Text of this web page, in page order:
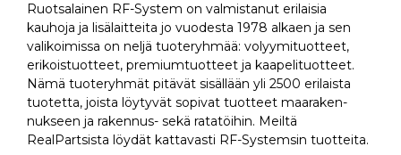
Ruotsalainen RF-System on valmistanut erilaisia
kauhoja ja lisälaitteita jo vuodesta 1978 alkaen ja sen
valikoimissa on neljä tuoteryhmää: volyymituotteet,
erikoistuotteet, premiumtuotteet ja kaapelituotteet.
Nämä tuoteryhmät pitävät sisällään yli 2500 erilaista
tuotetta, joista löytyvät sopivat tuotteet maaraken-
nukseen ja rakennus- sekä ratatöihin. Meiltä
RealPartsista löydät kattavasti RF-Systemsin tuotteita.